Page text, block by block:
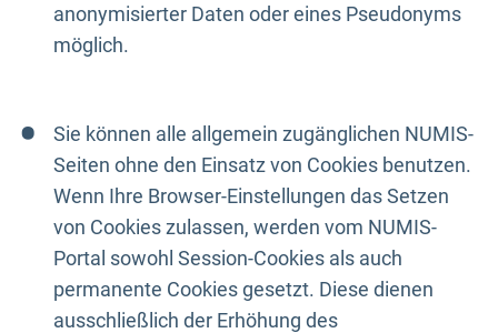
anonymisierter Daten oder eines Pseudonyms
möglich.
Sie können alle allgemein zugänglichen NUMIS-
Seiten ohne den Einsatz von Cookies benutzen.
Wenn Ihre Browser-Einstellungen das Setzen
von Cookies zulassen, werden vom NUMIS-
Portal sowohl Session-Cookies als auch
permanente Cookies gesetzt. Diese dienen
ausschließlich der Erhöhung des